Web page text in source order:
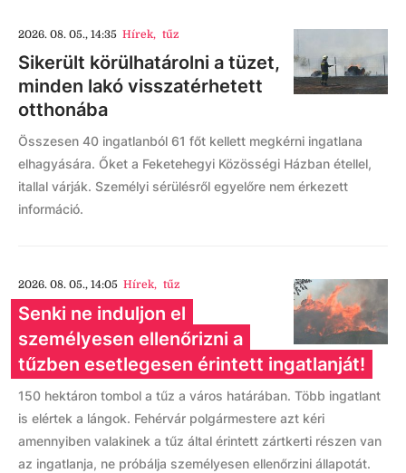
2026. 08. 05., 14:35 Hírek, tűz
Sikerült körülhatárolni a tüzet,
minden lakó visszatérhetett
otthonába
Összesen 40 ingatlanból 61 főt kellett megkérni ingatlana
elhagyására. Őket a Feketehegyi Közösségi Házban étellel,
itallal várják. Személyi sérülésről egyelőre nem érkezett
információ.
2026. 08. 05., 14:05 Hírek, tűz
Senki ne induljon el
személyesen ellenőrizni a
tűzben esetlegesen érintett ingatlanját!
150 hektáron tombol a tűz a város határában. Több ingatlant
is elértek a lángok. Fehérvár polgármestere azt kéri
amennyiben valakinek a tűz által érintett zártkerti részen van
az ingatlanja, ne próbálja személyesen ellenőrzini állapotát.